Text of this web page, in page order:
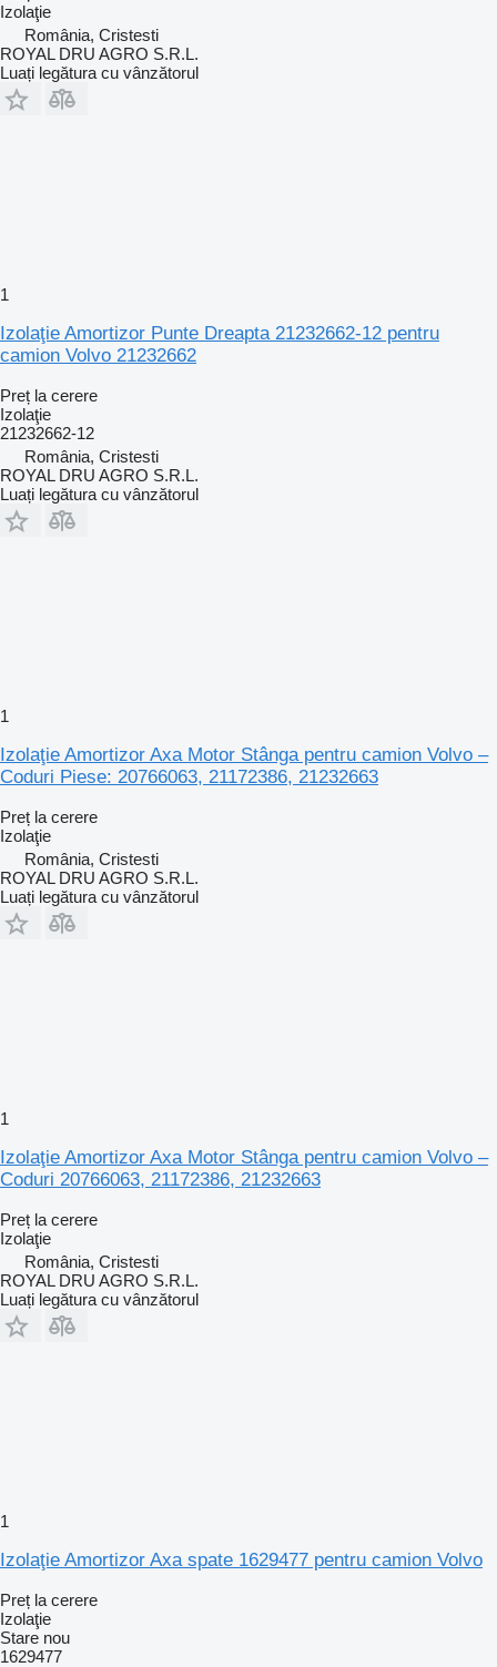
Izolaţie
România, Cristesti
ROYAL DRU AGRO S.R.L.
Luați legătura cu vânzătorul
1
Izolaţie Amortizor Punte Dreapta 21232662-12 pentru
camion Volvo 21232662
Preț la cerere
Izolaţie
21232662-12
România, Cristesti
ROYAL DRU AGRO S.R.L.
Luați legătura cu vânzătorul
1
Izolaţie Amortizor Axa Motor Stânga pentru camion Volvo –
Coduri Piese: 20766063, 21172386, 21232663
Preț la cerere
Izolaţie
România, Cristesti
ROYAL DRU AGRO S.R.L.
Luați legătura cu vânzătorul
1
Izolaţie Amortizor Axa Motor Stânga pentru camion Volvo –
Coduri 20766063, 21172386, 21232663
Preț la cerere
Izolaţie
România, Cristesti
ROYAL DRU AGRO S.R.L.
Luați legătura cu vânzătorul
1
Izolaţie Amortizor Axa spate 1629477 pentru camion Volvo
Preț la cerere
Izolaţie
Stare nou
1629477